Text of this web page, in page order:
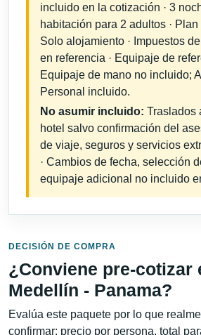
incluido en la cotización · 3
habitación para 2 adultos ·
Solo alojamiento · Impuestos
en referencia · Equipaje de
Equipaje de mano no incluido;
Personal incluido.
No asumir incluido: Traslados
hotel salvo confirmación del
de viaje, seguros y servicios
· Cambios de fecha, selección
equipaje adicional no incluido
DECISIÓN DE COMPRA
¿Conviene pre-cotizar
Medellín - Panama?
Evalúa este paquete por lo que
confirmar: precio por persona, total